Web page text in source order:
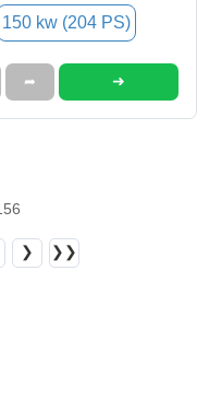
150 kw (204 PS)
➦ ➜
❯ ❯❯